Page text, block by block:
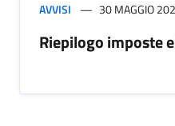
AVVISI 30 MAGGIO
Riepilogo imposte